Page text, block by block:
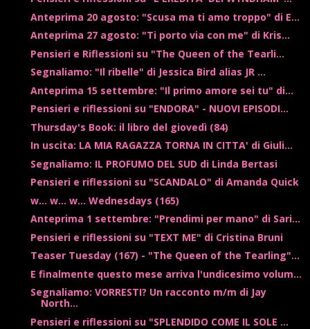
Anteprima 20 agosto: "Scusa ma ti amo troppo" di E...
Anteprima 27 agosto: "Ti porto via con me" di Kris...
Pensieri e Riflessioni su "The Queen of the Tearli...
Segnaliamo: "Il ribelle" di Jessica Bird alias JR ...
Anteprima 15 settembre: "Il primo amore sei tu" di...
Pensieri e riflessioni su "ENDORA" - NUOVI EPISODI...
Thursday's Book: il libro del giovedì (84)
In uscita: LA MIA RAGAZZA TORNA IN CITTA' di Giuli...
Segnaliamo: IL PROFUMO DEL SUD di Linda Bertasi
Pensieri e riflessioni su "SCANDALO" di Amanda Quick
w... w... w... Wednesdays (165)
Anteprima 1 settembre: "Prendimi per mano" di Sari...
Pensieri e riflessioni su "TEXT ME" di Cristina Bruni
Teaser Tuesday (167) - "The Queen of the Tearling"...
E finalmente questo mese arriva l'undicesimo volum...
Segnaliamo: VORRESTI? Un racconto m/m di Jay
North...
Pensieri e riflessioni su "SPLENDIDO COME IL SOLE ...